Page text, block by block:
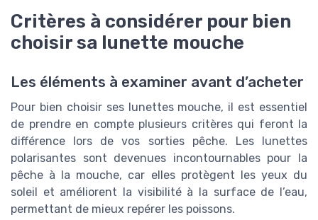
Critères à considérer pour bien
choisir sa lunette mouche
Les éléments à examiner avant d’acheter
Pour bien choisir ses lunettes mouche, il est essentiel
de prendre en compte plusieurs critères qui feront la
différence lors de vos sorties pêche. Les lunettes
polarisantes sont devenues incontournables pour la
pêche à la mouche, car elles protègent les yeux du
soleil et améliorent la visibilité à la surface de l’eau,
permettant de mieux repérer les poissons.